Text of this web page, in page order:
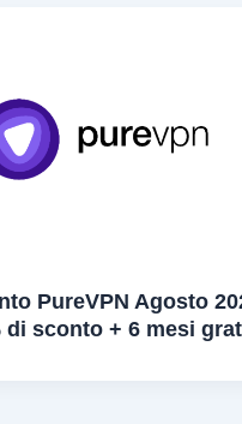
PureVPN Agosto
di sconto + 6 mesi